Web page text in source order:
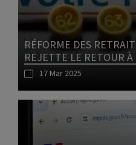
RÉFORME DES
REJETTE LE RETOUR À
17 Mar 2025